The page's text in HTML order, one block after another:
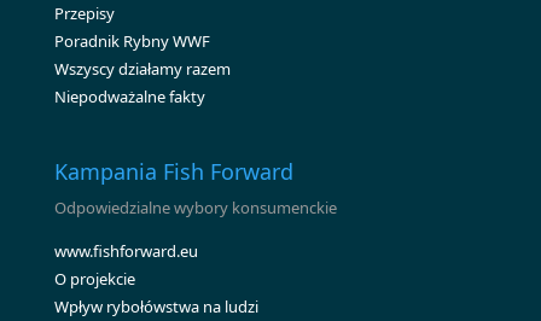
Przepisy
Poradnik Rybny WWF
Wszyscy działamy razem
Niepodważalne fakty
Kampania Fish Forward
Odpowiedzialne wybory konsumenckie
www.fishforward.eu
O projekcie
Wpływ rybołówstwa na ludzi